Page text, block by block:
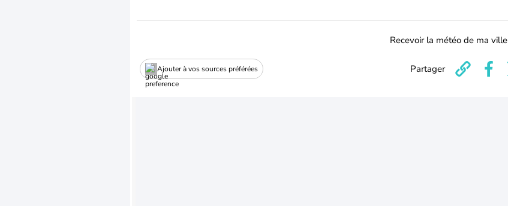
Recevoir la météo de ma ville
Ajouter à vos sources préférées Partager